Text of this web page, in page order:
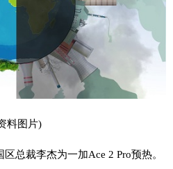
料图片)
总裁李杰为一加Ace 2 Pro预热。